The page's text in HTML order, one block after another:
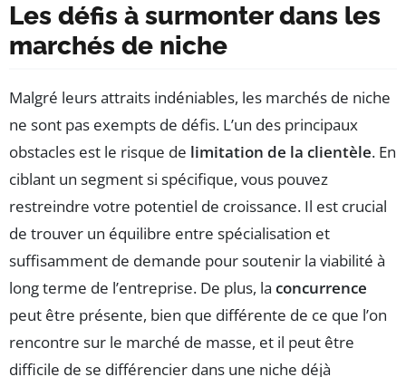
Les défis à surmonter dans les
marchés de niche
Malgré leurs attraits indéniables, les marchés de niche
ne sont pas exempts de défis. L’un des principaux
obstacles est le risque de limitation de la clientèle. En
ciblant un segment si spécifique, vous pouvez
restreindre votre potentiel de croissance. Il est crucial
de trouver un équilibre entre spécialisation et
suffisamment de demande pour soutenir la viabilité à
long terme de l’entreprise. De plus, la concurrence
peut être présente, bien que différente de ce que l’on
rencontre sur le marché de masse, et il peut être
difficile de se différencier dans une niche déjà